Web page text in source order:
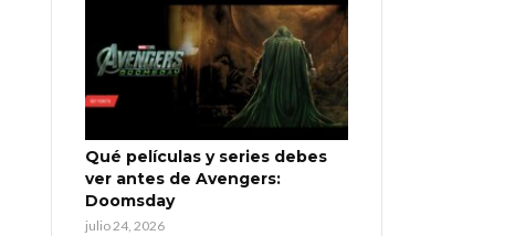
Qué películas y series debes
ver antes de Avengers:
Doomsday
julio 24, 2026